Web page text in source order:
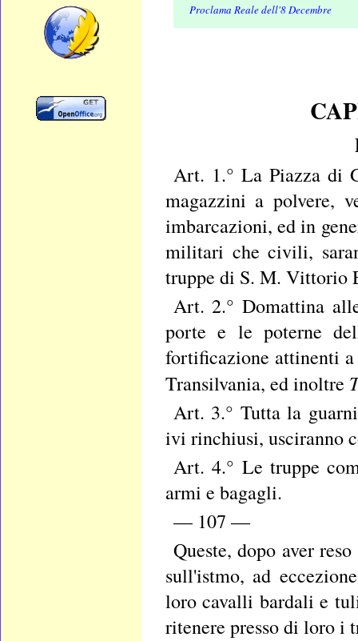
Proclama Reale dell'8 Decembre
Art. 1.° La Piazza di
magazzini a polvere,
imbarcazioni, ed in
militari che civili,
truppe di S. M. Vittorio
Art. 2.° Domattina
porte e le poterne
fortificazione attinenti
Transilvania, ed inoltre
Art. 3.° Tutta la
ivi rinchiusi, usciranno
Art. 4.° Le truppe
armi e bagagli.
— 107 —
Queste, dopo aver
sull'istmo, ad
loro cavalli bardali e
ritenere presso di loro i